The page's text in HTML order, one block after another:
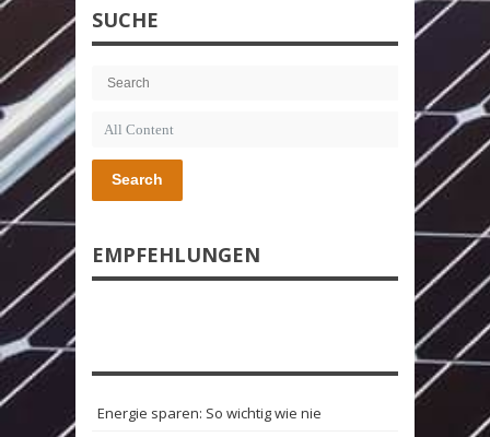
SUCHE
Search
EMPFEHLUNGEN
Energie sparen: So wichtig wie nie